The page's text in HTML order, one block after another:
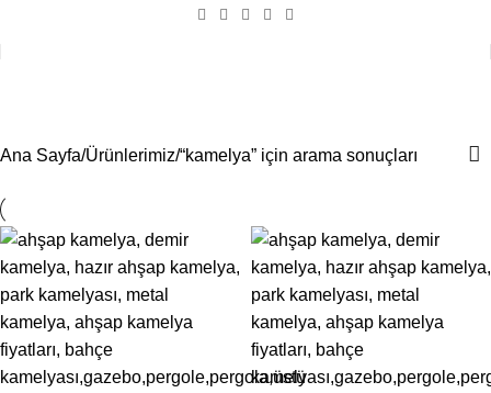
Ana Sayfa Ürünlerimiz “kamelya” için arama sonuçları